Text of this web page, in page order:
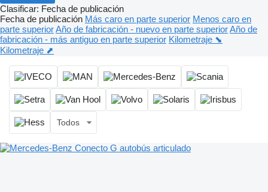
Clasificar: Fecha de publicación
Fecha de publicación Más caro en parte superior Menos caro en
parte superiorAño de fabricación - nuevo en parte superiorAño de
fabricación - más antiguo en parte superior Kilometraje ⬊
Kilometraje ⬈
Todos